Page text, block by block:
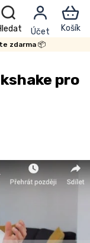
zdarma 📦
pro